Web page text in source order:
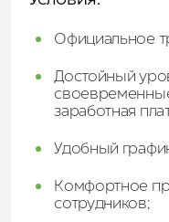
Официальное
Достойный
заработная
Удобный
Комфортное
сотрудников;